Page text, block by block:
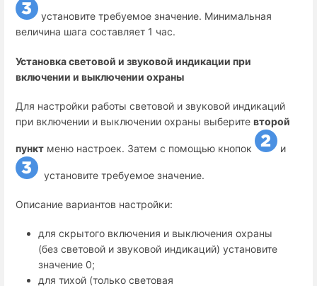
установите требуемое значение. Минимальная
величина шага составляет 1 час.
Установка световой и звуковой индикации при
включении и выключении охраны
Для настройки работы световой и звуковой индикаций
при включении и выключении охраны выберите второй
пункт меню настроек. Затем с помощью кнопок и
установите требуемое значение.
Описание вариантов настройки:
для скрытого включения и выключения охраны
(без световой и звуковой индикаций) установите
значение 0;
для тихой (только световая